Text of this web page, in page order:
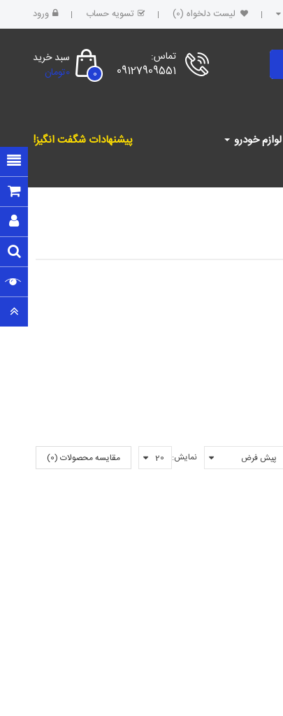
لیست دلخواه (0) تسویه حساب ورود
سبد خرید
0 0تومان
تماس:
09127909551
پیشنهادات شگفت انگیز!
لوازم خودرو
نمایش: مقایسه محصولات (0)